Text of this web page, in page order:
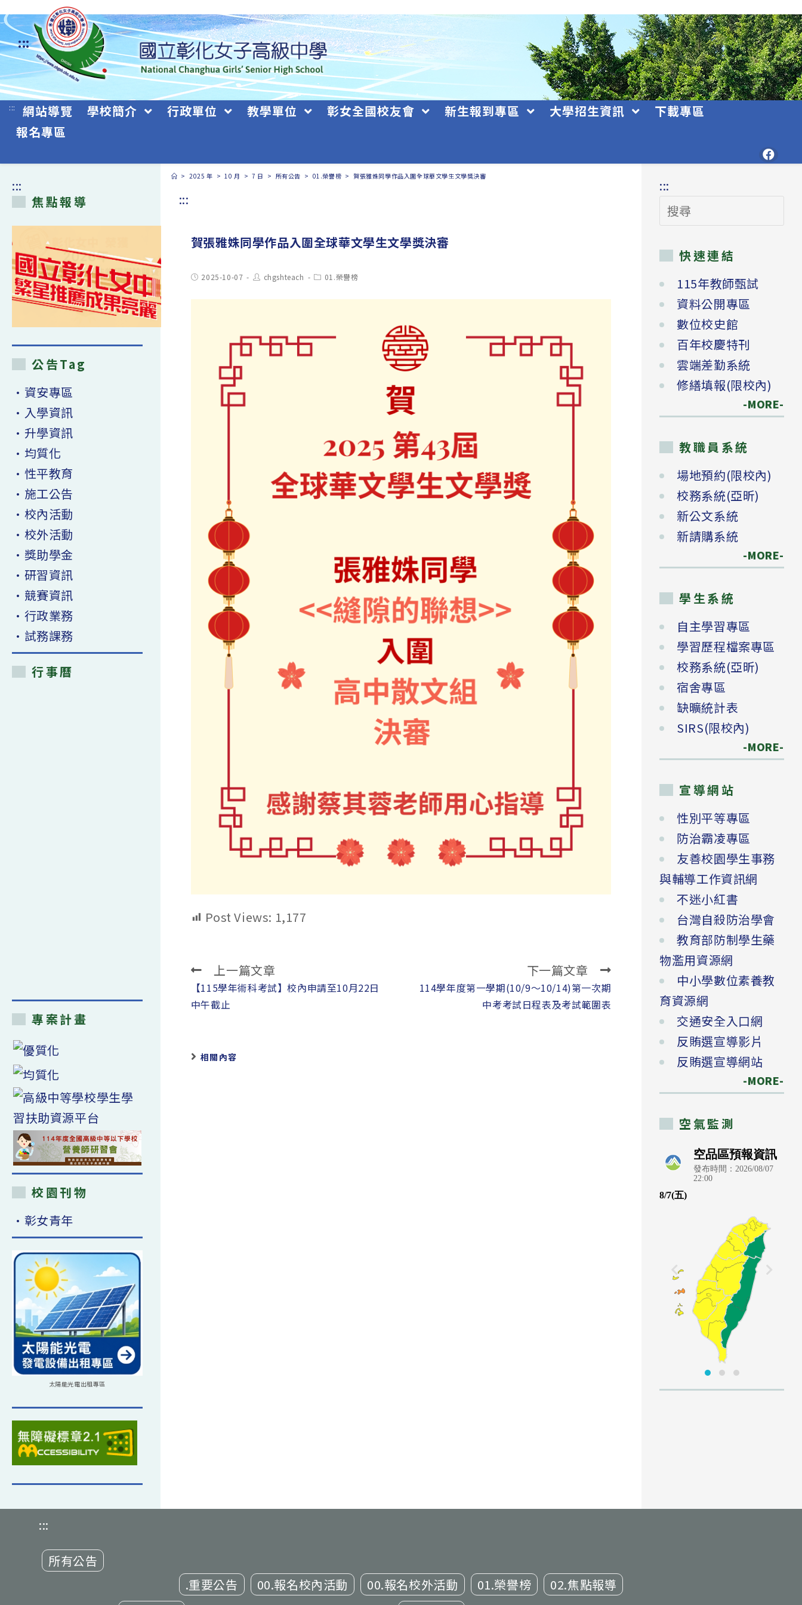
跳
轉
至
主
要
:::
::: 網站導覽 學校簡介 行政單位 教學單位 彰女全國校友會 新生報到專區 大學招生資訊
下載專區
報名專區
> 2025 年 > 10 月 > 7 日 > 所有公告 > 01.榮譽榜 > 賀張雅姝同學作品入圍全球華文學生文學獎決審
:::
賀張雅姝同學作品入圍全球華文學生文學獎決審
Post2025-10-07
Post
author:
chgshteach
Post01.榮譽榜
Post Views: 1,177
Read
more
articles
上一篇文章
【115學年術科考試】校內申請至10月22日
中午截止
下一篇文章
114學年度第一學期(10/9～10/14)第一次期
中考考試日程表及考試範圍表
相關內容
:::
焦點報導
公告Tag
•資安專區
•入學資訊
•升學資訊
•均質化
•性平教育
•施工公告
•校內活動
•校外活動
•獎助學金
•研習資訊
•競賽資訊
•行政業務
•試務課務
行事曆
專案計畫
校園刊物
•彰女青年
太陽能光電出租專區
:::
搜
尋
快速連結
115年教師甄試
資料公開專區
數位校史館
百年校慶特刊
雲端差勤系統
修繕填報(限校內)
-MORE-
教職員系統
場地預約(限校內)
校務系統(亞昕)
新公文系統
新請購系統
-MORE-
學生系統
自主學習專區
學習歷程檔案專區
校務系統(亞昕)
宿舍專區
缺曠統計表
SIRS(限校內)
-MORE-
宣導網站
性別平等專區
防治霸凌專區
友善校園學生事務
與輔導工作資訊網
不迷小紅書
台灣自殺防治學會
教育部防制學生藥
物濫用資源網
中小學數位素養教
育資源網
交通安全入口網
反賄選宣導影片
反賄選宣導網站
-MORE-
空氣監測
:::
所有公告
.重要公告
00.報名校內活動 00.報名校外活動 01.榮譽榜
02.焦點報導